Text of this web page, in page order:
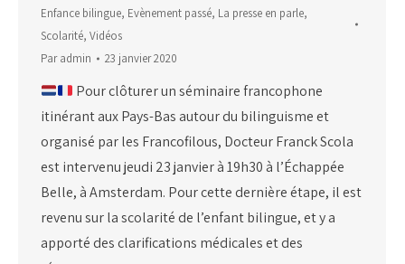
Enfance bilingue, Evènement passé, La presse en parle,
Scolarité, Vidéos
Paradmin 23 janvier 2020
Pour clôturer un séminaire francophone
itinérant aux Pays-Bas autour du bilinguisme et
organisé par les Francofilous, Docteur Franck Scola
est intervenu jeudi 23 janvier à 19h30 à l’Échappée
Belle, à Amsterdam. Pour cette dernière étape, il est
revenu sur la scolarité de l’enfant bilingue, et y a
apporté des clarifications médicales et des